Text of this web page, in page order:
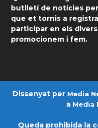
butlletí de notícies
que et tornis a
participar en els
promocionem i fem.
Dissenyat per Media
a Media
Queda prohibida la